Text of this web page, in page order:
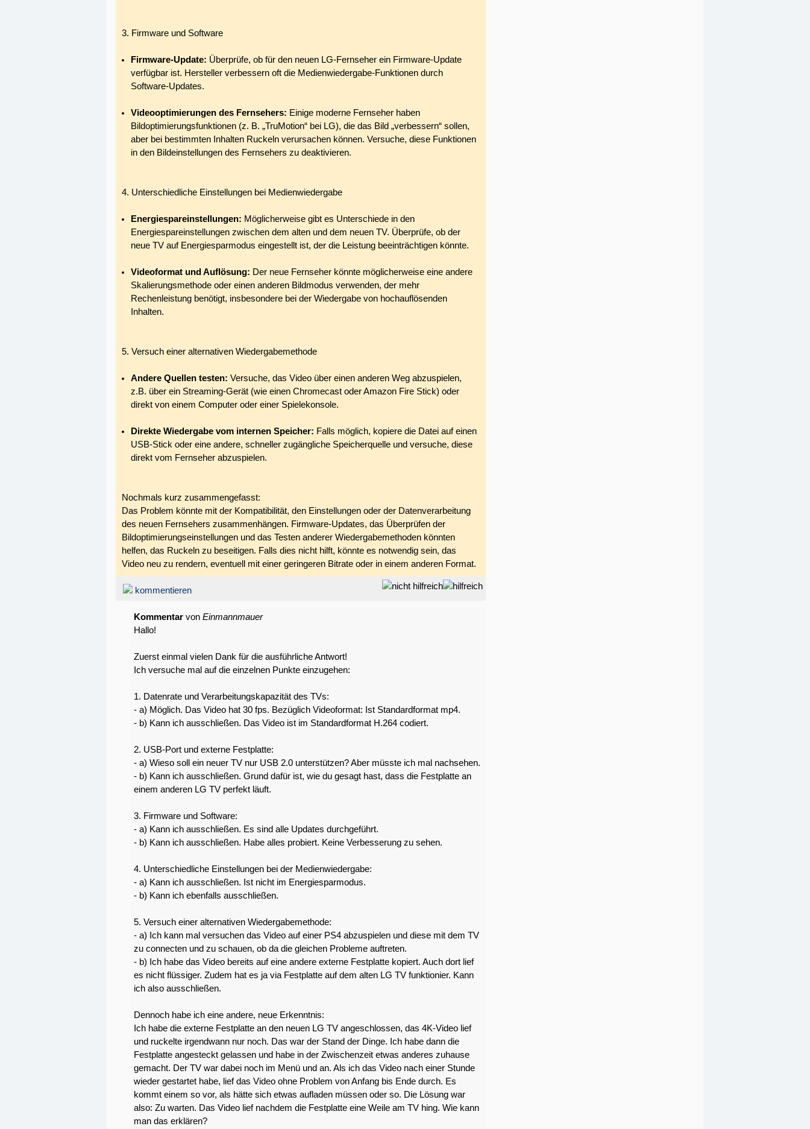
3. Firmware und Software
Firmware-Update: Überprüfe, ob für den neuen LG-Fernseher ein Firmware-Update
verfügbar ist. Hersteller verbessern oft die Medienwiedergabe-Funktionen durch
Software-Updates.
Videooptimierungen des Fernsehers: Einige moderne Fernseher haben
Bildoptimierungsfunktionen (z. B. „TruMotion“ bei LG), die das Bild „verbessern“ sollen,
aber bei bestimmten Inhalten Ruckeln verursachen können. Versuche, diese Funktionen
in den Bildeinstellungen des Fernsehers zu deaktivieren.
4. Unterschiedliche Einstellungen bei Medienwiedergabe
Energiespareinstellungen: Möglicherweise gibt es Unterschiede in den
Energiespareinstellungen zwischen dem alten und dem neuen TV. Überprüfe, ob der
neue TV auf Energiesparmodus eingestellt ist, der die Leistung beeinträchtigen könnte.
Videoformat und Auflösung: Der neue Fernseher könnte möglicherweise eine andere
Skalierungsmethode oder einen anderen Bildmodus verwenden, der mehr
Rechenleistung benötigt, insbesondere bei der Wiedergabe von hochauflösenden
Inhalten.
5. Versuch einer alternativen Wiedergabemethode
Andere Quellen testen: Versuche, das Video über einen anderen Weg abzuspielen,
z.B. über ein Streaming-Gerät (wie einen Chromecast oder Amazon Fire Stick) oder
direkt von einem Computer oder einer Spielekonsole.
Direkte Wiedergabe vom internen Speicher: Falls möglich, kopiere die Datei auf einen
USB-Stick oder eine andere, schneller zugängliche Speicherquelle und versuche, diese
direkt vom Fernseher abzuspielen.
Nochmals kurz zusammengefasst:
Das Problem könnte mit der Kompatibilität, den Einstellungen oder der Datenverarbeitung
des neuen Fernsehers zusammenhängen. Firmware-Updates, das Überprüfen der
Bildoptimierungseinstellungen und das Testen anderer Wiedergabemethoden könnten
helfen, das Ruckeln zu beseitigen. Falls dies nicht hilft, könnte es notwendig sein, das
Video neu zu rendern, eventuell mit einer geringeren Bitrate oder in einem anderen Format.
kommentieren
Kommentar von Einmannmauer
Hallo!
Zuerst einmal vielen Dank für die ausführliche Antwort!
Ich versuche mal auf die einzelnen Punkte einzugehen:
1. Datenrate und Verarbeitungskapazität des TVs:
- a) Möglich. Das Video hat 30 fps. Bezüglich Videoformat: Ist Standardformat mp4.
- b) Kann ich ausschließen. Das Video ist im Standardformat H.264 codiert.
2. USB-Port und externe Festplatte:
- a) Wieso soll ein neuer TV nur USB 2.0 unterstützen? Aber müsste ich mal nachsehen.
- b) Kann ich ausschließen. Grund dafür ist, wie du gesagt hast, dass die Festplatte an
einem anderen LG TV perfekt läuft.
3. Firmware und Software:
- a) Kann ich ausschließen. Es sind alle Updates durchgeführt.
- b) Kann ich ausschließen. Habe alles probiert. Keine Verbesserung zu sehen.
4. Unterschiedliche Einstellungen bei der Medienwiedergabe:
- a) Kann ich ausschließen. Ist nicht im Energiesparmodus.
- b) Kann ich ebenfalls ausschließen.
5. Versuch einer alternativen Wiedergabemethode:
- a) Ich kann mal versuchen das Video auf einer PS4 abzuspielen und diese mit dem TV
zu connecten und zu schauen, ob da die gleichen Probleme auftreten.
- b) Ich habe das Video bereits auf eine andere externe Festplatte kopiert. Auch dort lief
es nicht flüssiger. Zudem hat es ja via Festplatte auf dem alten LG TV funktionier. Kann
ich also ausschließen.
Dennoch habe ich eine andere, neue Erkenntnis:
Ich habe die externe Festplatte an den neuen LG TV angeschlossen, das 4K-Video lief
und ruckelte irgendwann nur noch. Das war der Stand der Dinge. Ich habe dann die
Festplatte angesteckt gelassen und habe in der Zwischenzeit etwas anderes zuhause
gemacht. Der TV war dabei noch im Menü und an. Als ich das Video nach einer Stunde
wieder gestartet habe, lief das Video ohne Problem von Anfang bis Ende durch. Es
kommt einem so vor, als hätte sich etwas aufladen müssen oder so. Die Lösung war
also: Zu warten. Das Video lief nachdem die Festplatte eine Weile am TV hing. Wie kann
man das erklären?